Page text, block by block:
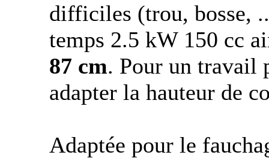
difficiles (trou, bosse,
temps 2.5 kW 150 cc
87 cm. Pour un travail
adapter la hauteur de
Adaptée pour le